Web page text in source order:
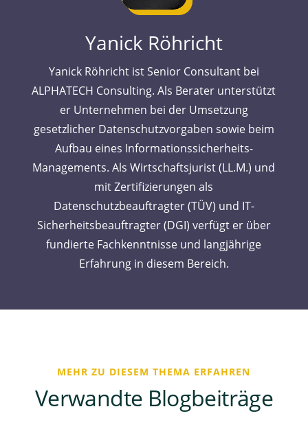
Yanick Röhricht
Yanick Röhricht ist Senior Consultant bei
ALPHATECH Consulting. Als Berater unterstützt
er Unternehmen bei der Umsetzung
gesetzlicher Datenschutzvorgaben sowie beim
Aufbau eines Informationssicherheits-
Managements. Als Wirtschaftsjurist (LL.M.) und
mit Zertifizierungen als
Datenschutzbeauftragter (TÜV) und IT-
Sicherheitsbeauftragter (DGI) verfügt er über
fundierte Fachkenntnisse und langjährige
Erfahrung in diesem Bereich.
MEHR ZU DIESEM THEMA ERFAHREN
Verwandte Blogbeiträge